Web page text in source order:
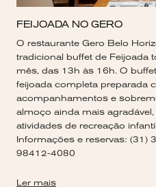
FEIJOADA NO GERO
O restaurante Gero Belo
tradicional buffet de Feijoada
mês, das 13h às 16h. O
feijoada completa preparada
acompanhamentos e
almoço ainda mais
atividades de recreação
Informações e reservas: (31)
98412-4080
Ler mais